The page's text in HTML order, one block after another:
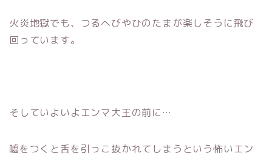
火炎地獄でも、つるへびやひのたまが楽しそうに飛び
回っています。
そしていよいよエンマ大王の前に…
嘘をつくと舌を引っこ抜かれてしまうという怖いエン